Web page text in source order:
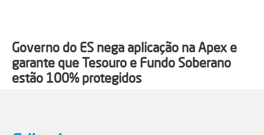
Governo do ES nega aplicação na Apex e
garante que Tesouro e Fundo Soberano
estão 100% protegidos